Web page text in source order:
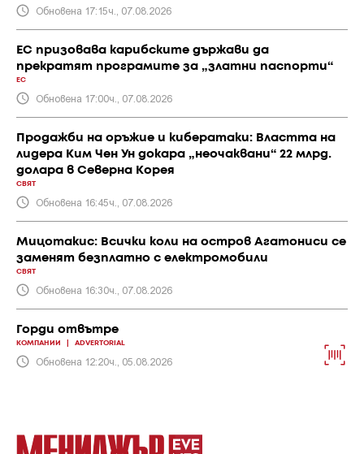
Обновена 17:15ч., 07.08.2026
ЕС призовава карибските държави да
прекратят програмите за „златни паспорти“
ЕС
Обновена 17:00ч., 07.08.2026
Продажби на оръжие и кибератаки: Властта на
лидера Ким Чен Ун докара „неочаквани“ 22 млрд.
долара в Северна Корея
СВЯТ
Обновена 16:45ч., 07.08.2026
Мицотакис: Всички коли на остров Агатониси се
заменят безплатно с електромобили
СВЯТ
Обновена 16:30ч., 07.08.2026
Горди отвътре
КОМПАНИИ ADVERTORIAL
Обновена 12:20ч., 05.08.2026